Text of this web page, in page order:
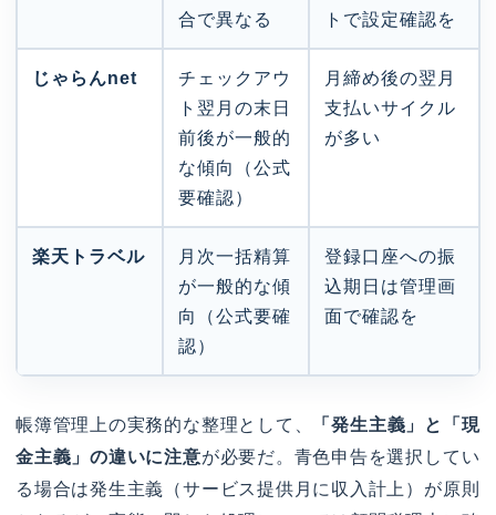
合で異なる
トで設定確認を
じゃらんnet
チェックアウ
ト翌月の末日
前後が一般的
な傾向（公式
要確認）
月締め後の翌月
支払いサイクル
が多い
楽天トラベル
月次一括精算
が一般的な傾
向（公式要確
認）
登録口座への振
込期日は管理画
面で確認を
帳簿管理上の実務的な整理として、
「発生主義」と「現
金主義」の違いに注意が必要だ。青色申告を選択してい
る場合は発生主義（サービス提供月に収入計上）が原則